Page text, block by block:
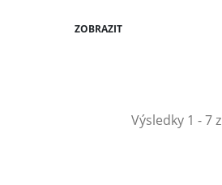
ZOBRAZIT
Výsledky 1 - 7